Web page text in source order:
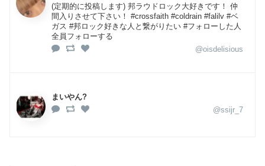
(定期的に投稿します) 邦ラウドロック大好きです！ 仲
間入りさせて下さい！ #crossfaith #coldrain #falilv #ベ
ガス #邦ロック好きな人と繋がりたい #フォローした人
全員フォローする
@oisdelisious
まいやん?
@ssijr_7